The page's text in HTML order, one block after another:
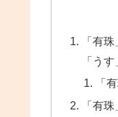
「有
「うす
「
「有